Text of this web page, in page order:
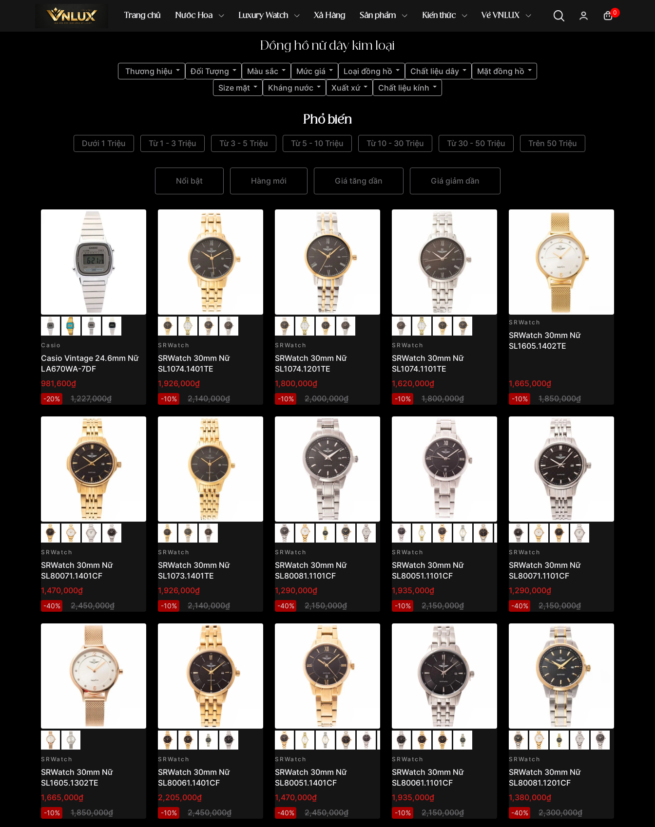
Trang chủ Nước Hoa Luxury Watch Xả Hàng Sản phẩm Kiến thức Về VNLUX 0
Đồng hồ casio đồng hồ G-Shock đồng hồ Orient ...
Đồng hồ nữ dây kim loại
Thương hiệu Đối Tượng Màu sắc Mức giá Loại đồng hồ Chất liệu dây
Mặt đồng hồ
Size mặt
Kháng nước Xuất xứ Chất liệu kính
Phổ biến
Dưới 1 Triệu Từ 1 - 3 Triệu Từ 3 - 5 Triệu Từ 5 - 10 Triệu Từ 10 - 30 Triệu Từ 30 - 50 Triệu Trên 50 Triệu
Nổi bật Hàng mới Giá tăng dần Giá giảm dần
Casio
Casio Vintage 24.6mm Nữ
LA670WA-7DF
981,600₫
-20% 1,227,000₫
SRWatch
SRWatch 30mm Nữ
SL1074.1401TE
1,926,000₫
-10% 2,140,000₫
SRWatch
SRWatch 30mm Nữ
SL1074.1201TE
1,800,000₫
-10% 2,000,000₫
SRWatch
SRWatch 30mm Nữ
SL1074.1101TE
1,620,000₫
-10% 1,800,000₫
SRWatch
SRWatch 30mm Nữ
SL1605.1402TE
1,665,000₫
-10% 1,850,000₫
SRWatch
SRWatch 30mm Nữ
SL80071.1401CF
1,470,000₫
-40% 2,450,000₫
SRWatch
SRWatch 30mm Nữ
SL1073.1401TE
1,926,000₫
-10% 2,140,000₫
SRWatch
SRWatch 30mm Nữ
SL80081.1101CF
1,290,000₫
-40% 2,150,000₫
SRWatch
SRWatch 30mm Nữ
SL80051.1101CF
1,935,000₫
-10% 2,150,000₫
SRWatch
SRWatch 30mm Nữ
SL80071.1101CF
1,290,000₫
-40% 2,150,000₫
SRWatch
SRWatch 30mm Nữ
SL1605.1302TE
1,665,000₫
-10% 1,850,000₫
SRWatch
SRWatch 30mm Nữ
SL80061.1401CF
2,205,000₫
-10% 2,450,000₫
SRWatch
SRWatch 30mm Nữ
SL80051.1401CF
1,470,000₫
-40% 2,450,000₫
SRWatch
SRWatch 30mm Nữ
SL80061.1101CF
1,935,000₫
-10% 2,150,000₫
SRWatch
SRWatch 30mm Nữ
SL80081.1201CF
1,380,000₫
-40% 2,300,000₫